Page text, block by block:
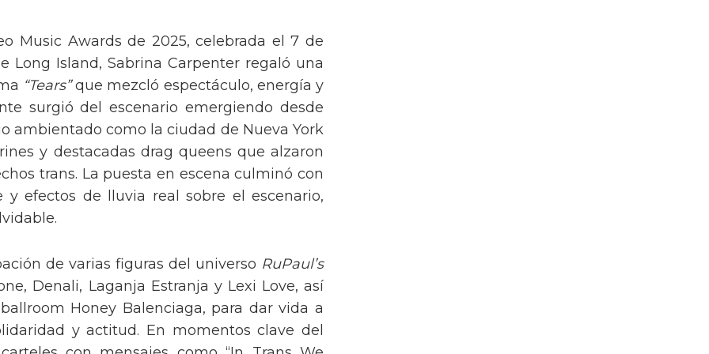
Music Awards de 2025, celebrada el 7 de
Long Island, Sabrina Carpenter regaló una
“Tears”que mezcló espectáculo, energía y
surgió del escenario emergiendo desde
ambientado como la ciudad de Nueva York
y destacadas drag queens que alzaron
trans. La puesta en escena culminó con
y efectos de lluvia real sobre el escenario,
de varias figuras del universo RuPaul’s
Denali, Laganja Estranja y Lexi Love, así
Honey Balenciaga, para dar vida a
y actitud. En momentos clave del